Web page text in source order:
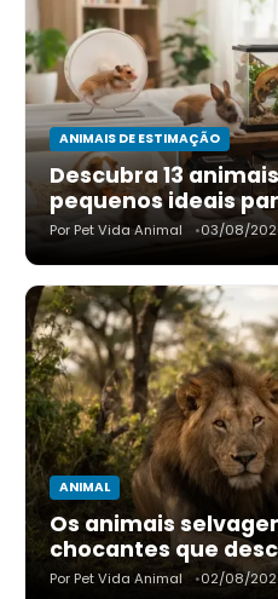
ANIMAIS DE ESTIMAÇÃO
Descubra 13
pequenos ideais
Por Pet Vida Animal 03/08/
ANIMAL
Os animais
chocantes que
Por Pet Vida Animal 02/08/